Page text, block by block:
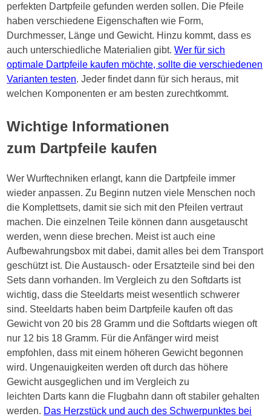
perfekten Dartpfeile gefunden werden sollen. Die Pfeile
haben verschiedene Eigenschaften wie Form,
Durchmesser, Länge und Gewicht. Hinzu kommt, dass es
auch unterschiedliche Materialien gibt.Wer für sich
optimale Dartpfeile kaufen möchte, sollte die verschiedenen
Varianten testen. Jeder findet dann für sich heraus, mit
welchen Komponenten er am besten zurechtkommt.
Wichtige Informationen
zum Dartpfeile kaufen
Wer Wurftechniken erlangt, kann die Dartpfeile immer
wieder anpassen. Zu Beginn nutzen viele Menschen noch
die Komplettsets, damit sie sich mit den Pfeilen vertraut
machen. Die einzelnen Teile können dann ausgetauscht
werden, wenn diese brechen. Meist ist auch eine
Aufbewahrungsbox mit dabei, damit alles bei dem Transport
geschützt ist. Die Austausch- oder Ersatzteile sind bei den
Sets dann vorhanden. Im Vergleich zu den Softdarts ist
wichtig, dass die Steeldarts meist wesentlich schwerer
sind. Steeldarts haben beim Dartpfeile kaufen oft das
Gewicht von 20 bis 28 Gramm und die Softdarts wiegen oft
nur 12 bis 18 Gramm. Für die Anfänger wird meist
empfohlen, dass mit einem höheren Gewicht begonnen
wird. Ungenauigkeiten werden oft durch das höhere
Gewicht ausgeglichen und im Vergleich zu
leichten Darts kann die Flugbahn dann oft stabiler gehalten
werden. Das Herzstück und auch des Schwerpunktes bei